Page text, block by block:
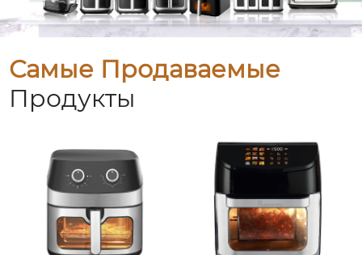
Самые Продаваемые
Продукты